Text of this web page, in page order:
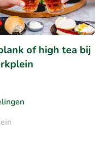
of high tea bij